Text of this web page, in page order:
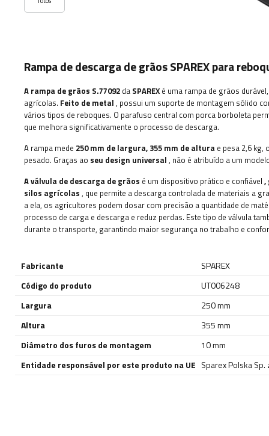
Rampa de descarga de grãos SPAREX para
A rampa de grãos S.77092 da SPAREX é uma rampa de grãos
agrícolas. Feito de metal , possui um suporte de montagem sólido
vários tipos de reboques. O parafuso central com porca borboleta
que melhora significativamente o processo de descarga.
A rampa mede 250 mm de largura, 355 mm de altura e pesa 2,6 kg,
pesado. Graças ao seu design universal , não é atribuído a um
A válvula de descarga de grãos é um dispositivo prático e confiável ,
silos agrícolas , que permite a descarga controlada de materiais a
a ela, os agricultores podem dosar com precisão a quantidade de
processo de carga e descarga e reduz perdas. Este tipo de válvula
durante o transporte, garantindo maior segurança no trabalho e
Fabricante
SPAREX
Código do produto
UT006248
Largura
250 mm
Altura
355 mm
Diâmetro dos furos de montagem
10 mm
Entidade responsável por este produto na UE Sparex Polska Sp.